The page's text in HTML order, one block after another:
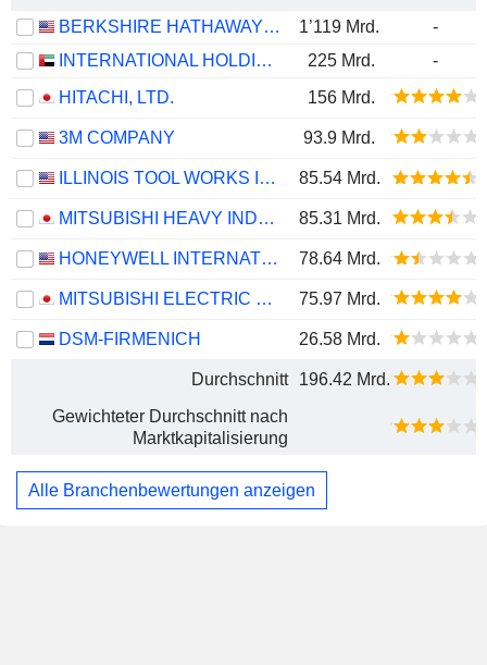
BERKSHIRE HATHAWAY INC.
1’119 Mrd.
-
INTERNATIONAL HOLDING COMPANY
225 Mrd.
-
HITACHI, LTD.
156 Mrd.
3M COMPANY 93.9 Mrd.
ILLINOIS TOOL WORKS INC. 85.54 Mrd.
MITSUBISHI HEAVY INDUSTRIES, LTD. 85.31 Mrd.
HONEYWELL INTERNATIONAL INC. 78.64 Mrd.
MITSUBISHI ELECTRIC CORPORATION 75.97 Mrd.
DSM-FIRMENICH 26.58 Mrd.
Durchschnitt
196.42 Mrd.
Gewichteter Durchschnitt nach
Marktkapitalisierung
Alle Branchenbewertungen anzeigen